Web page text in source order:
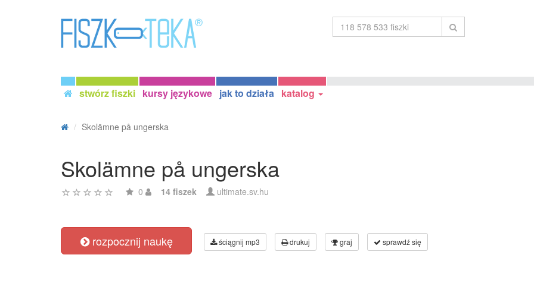
stwórz fiszki kursy językowe jak to działa katalog
Skolämne på ungerska
Skolämne på ungerska
0 14 fiszek ultimate.sv.hu
rozpocznij naukę ściągnij mp3 drukuj graj sprawdź się